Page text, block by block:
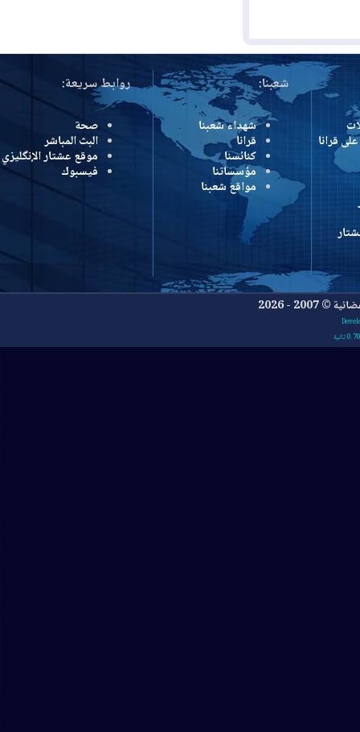
شعبنا:
شهداء شعبنا
قرانا
كنائسنا
مؤسساتنا
مواقع شعبنا
روابط سريعة:
صحة
البث المباشر
موقع عشتار الإنگليزي
فيسبوك
2026